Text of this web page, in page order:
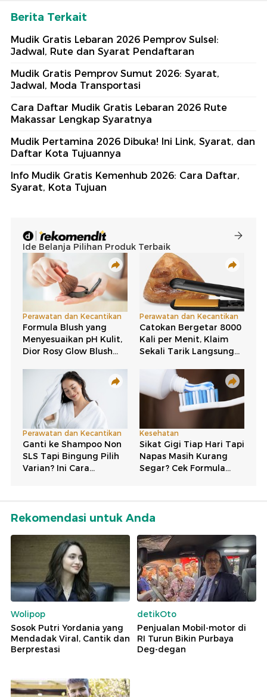
Berita Terkait
Mudik Gratis Lebaran 2026 Pemprov Sulsel:
Jadwal, Rute dan Syarat Pendaftaran
Mudik Gratis Pemprov Sumut 2026: Syarat,
Jadwal, Moda Transportasi
Cara Daftar Mudik Gratis Lebaran 2026 Rute
Makassar Lengkap Syaratnya
Mudik Pertamina 2026 Dibuka! Ini Link, Syarat, dan
Daftar Kota Tujuannya
Info Mudik Gratis Kemenhub 2026: Cara Daftar,
Syarat, Kota Tujuan
Rekomendasi untuk Anda
Wolipop
Sosok Putri Yordania yang
Mendadak Viral, Cantik dan
Berprestasi
detikOto
Penjualan Mobil-motor di
RI Turun Bikin Purbaya
Deg-degan